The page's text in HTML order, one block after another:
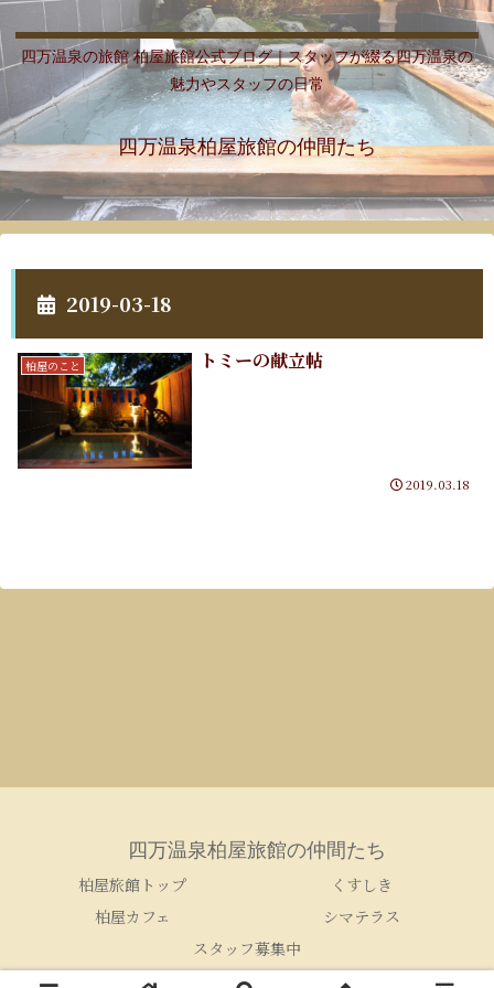
四万温泉の旅館 柏屋旅館公式ブログ｜スタッフが綴る四万温泉の
魅力やスタッフの日常
四万温泉柏屋旅館の仲間たち
2019-03-18
柏屋のこと トミーの献立帖
2019.03.18
四万温泉柏屋旅館の仲間たち
柏屋旅館トップ
くすしき
柏屋カフェ
シマテラス
スタッフ募集中